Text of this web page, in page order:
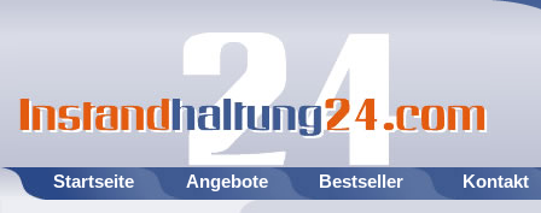
Startseite Angebote Bestseller Kontakt